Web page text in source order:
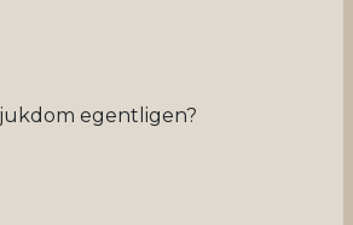
egentligen?